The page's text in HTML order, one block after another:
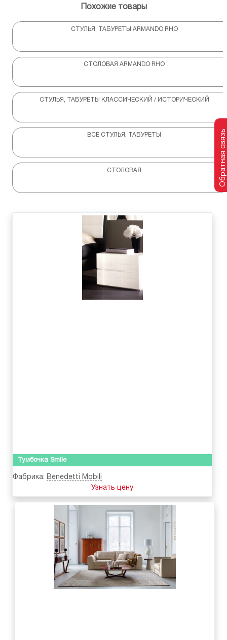
Похожие товары
СТУЛЬЯ, ТАБУРЕТЫ ARMANDO RHO
СТОЛОВАЯ ARMANDO RHO
СТУЛЬЯ, ТАБУРЕТЫ КЛАССИЧЕСКИЙ / ИСТОРИЧЕСКИЙ
ВСЕ СТУЛЬЯ, ТАБУРЕТЫ
СТОЛОВАЯ
Тумбочка Smile
Фабрика: Benedetti Mobili
Узнать цену
Обратная связь